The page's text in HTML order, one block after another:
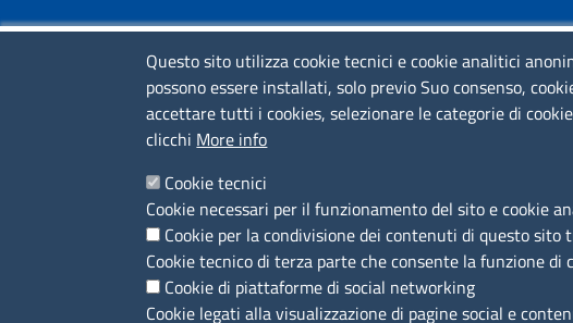
COLLEGAMENTI VELOCI
Colloqui di primo orientamento
Colloqui specialistici
Sportelli territoriali
Piazza
C.F.:
P.Iva:
Questo sito utilizza cookie tecnici e cookie analitici
possono essere installati, solo previo Suo consenso,
accettare tutti i cookies, selezionare le categorie di
clicchi More info
Cookie tecnici
Cookie necessari per il funzionamento del sito e cookie
Cookie per la condivisione dei contenuti di questo
Cookie tecnico di terza parte che consente la funzione
Cookie di piattaforme di social networking
Cookie legati alla visualizzazione di pagine social e